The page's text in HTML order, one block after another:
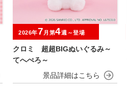
クロミ 超超BIGぬいぐるみ～
てへぺろ～
2026年7 月第4週～登場